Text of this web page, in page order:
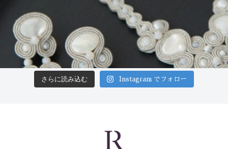
さらに読み込む Instagram でフォロー